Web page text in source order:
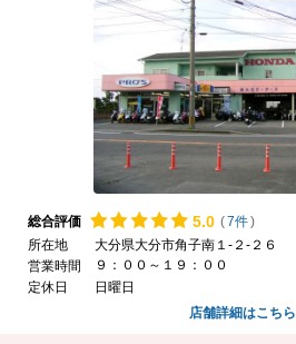
総合評価 5.0 (7件)
所在地
大分県大分市角子南１-２-２６
営業時間
９：００～１９：００
定休日
日曜日
店舗詳細はこちら